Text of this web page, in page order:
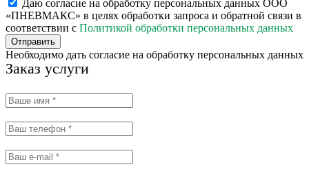
Даю согласие на обработку персональных данных ООО
«ПНЕВМАКС» в целях обработки запроса и обратной связи в
соответствии с Политикой обработки персональных данных
Отправить
Необходимо дать согласие на обработку персональных данных
Заказ услуги